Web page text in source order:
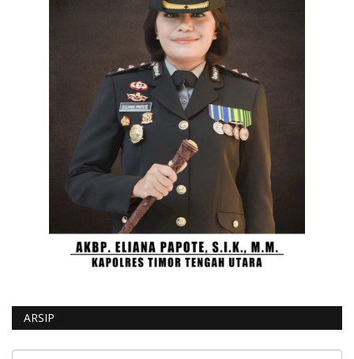
ARSIP